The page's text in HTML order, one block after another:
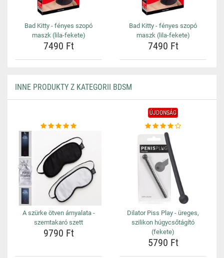
Bad Kitty - fényes szopó
maszk (lila-fekete)
7490 Ft
Bad Kitty - fényes szopó
maszk (lila-fekete)
7490 Ft
INNE PRODUKTY Z KATEGORII BDSM
A szürke ötven árnyalata -
szemtakaró szett
9790 Ft
ÚJDONSÁG
Dilator Piss Play - üreges,
szilikon húgycsőtágító
(fekete)
5790 Ft